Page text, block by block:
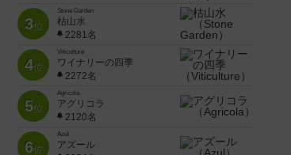
3位
Stone Garden
枯山水
2281名
4位
Viticulture
ワイナリーの四季
2272名
5位
Agricola
アグリコラ
2120名
6位
Azul
アズール